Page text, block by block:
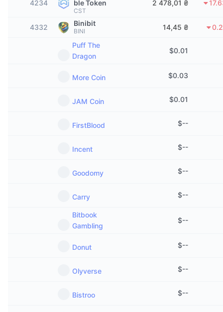
В тренді
Нове
Майбутні розпродажі
Криптовалютні ETF
Біткоїн ETF
Эфириум ETF
Винагороди у Діамантах
Календар ICO
4234
ble Token
CST
2 478,01 ₴
4332 Binibit
BINI 14,45 ₴
Puff The
Dragon
$0.01
More Coin $0.03
JAM Coin $0.01
FirstBlood $--
Incent $--
Goodomy $--
Carry $--
Bitbook
Gambling
$--
Donut $--
Olyverse $--
Bistroo $--